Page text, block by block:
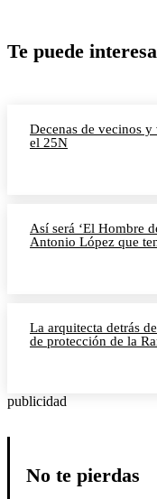
Te puede
Decenas de vecinos
el 25N
Así será ‘El Hombre
Antonio López que
La arquitecta detrás
de protección de la
publicidad
No te pierdas